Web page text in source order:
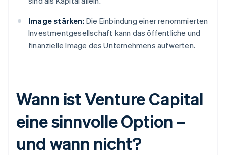
Image stärken: Die Einbindung einer renommierten
Investmentgesellschaft kann das öffentliche und
finanzielle Image des Unternehmens aufwerten.
Wann ist Venture Capital
eine sinnvolle Option –
und wann nicht?